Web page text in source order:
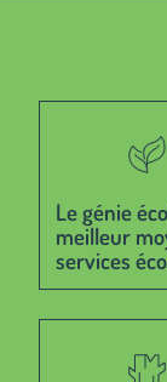
Le génie
meilleur
services